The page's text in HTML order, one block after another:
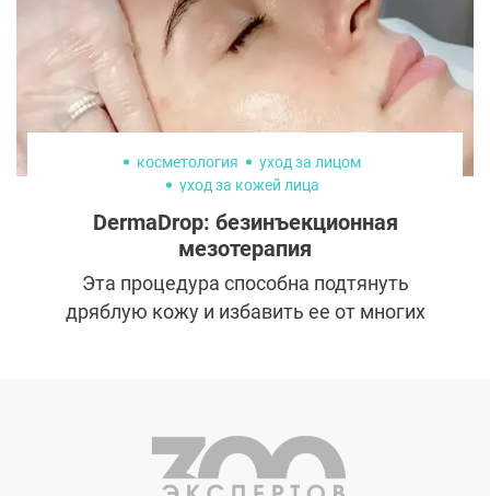
косметология
уход за лицом
уход за кожей лица
DermaDrop: безинъекционная
мезотерапия
Эта процедура способна подтянуть
дряблую кожу и избавить ее от многих
обходится без инъекций. Но продолжает ли
процедура оставаться эффективной в